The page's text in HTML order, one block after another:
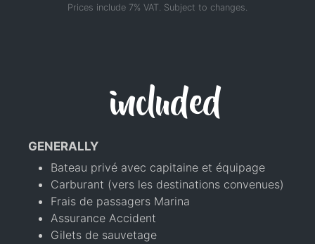
Prices include 7% VAT. Subject to changes.
included
GENERALLY
Bateau privé avec capitaine et équipage
Carburant (vers les destinations convenues)
Frais de passagers Marina
Assurance Accident
Gilets de sauvetage